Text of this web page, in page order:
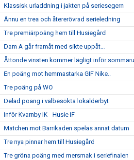
Klassisk urladdning i jakten på seriesegern
Ännu en trea och återerövrad serieledning
Tre premiärpoäng hem till Husiegård
Dam A går framåt med sikte uppåt...
Åttonde vinsten kommer lägligt inför
En poäng mot hemmastarka GIF Nike..
Tre poäng på WO
Delad poäng i välbesökta lokalderbyt
Inför Kvarnby IK - Husie IF
Matchen mot Barrikaden spelas annat datum
Tre nya pinnar hem till Husiegård
Tre gröna poäng med mersmak i seriefinalen